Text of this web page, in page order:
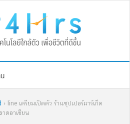
› line เตรียมเปิดตัว ร้านซุปเปอร์มาร์เก็ต
าดอาเซียน